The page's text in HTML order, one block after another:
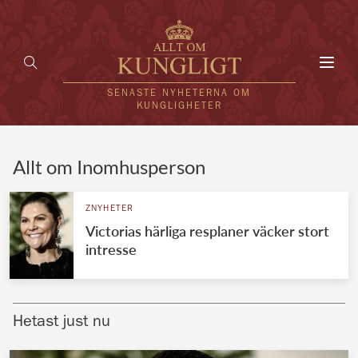
SENASTE NYHETERNA OM
KUNGLIGHETER
UTLÄNDSKT
VÄRLDENS KUNGAHUS
Brittiska kungahuset
Allt om Inomhusperson
ZNYHETER
Victorias härliga resplaner väcker stort
intresse
Hetast just nu